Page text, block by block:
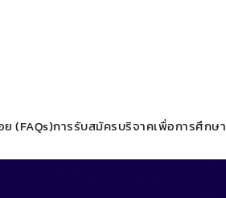
(FAQs)การรับสมัครบริจาคเพื่อการศึกษา